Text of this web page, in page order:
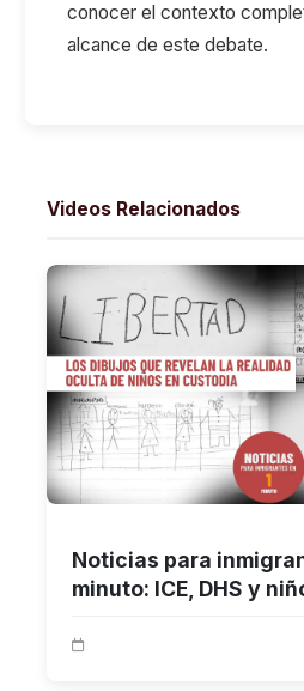
conocer el contexto
alcance de este debate.
Videos Relacionados
Noticias para
minuto: ICE, DHS y